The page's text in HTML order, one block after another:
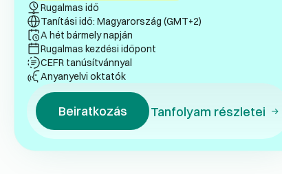
Rugalmas idő
Tanítási idő: Magyarország (GMT+2)
A hét bármely napján
Rugalmas kezdési időpont
CEFR tanúsítvánnyal
Anyanyelvi oktatók
Beiratkozás Tanfolyam részletei